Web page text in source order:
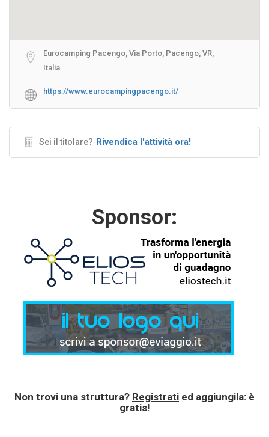
Eurocamping Pacengo, Via Porto, Pacengo, VR,
Italia
https://www.eurocampingpacengo.it/
Sei il titolare? Rivendica l'attività ora!
Sponsor:
Non trovi una struttura? Registrati ed aggiungila: è
gratis!